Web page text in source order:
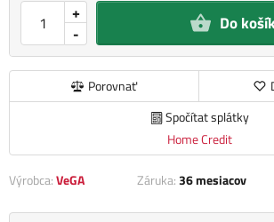
-
+ Do
Porovnať
Spočítat splátky
Home Credit
Výrobca:VeGA Záruka:36 mesiacov